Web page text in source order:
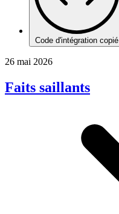
Code d'intégration copié
26 mai 2026
Faits saillants